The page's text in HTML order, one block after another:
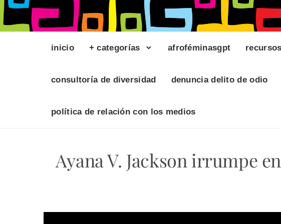
inicio + categorías afroféminasgpt
consultoría de diversidad denuncia delito de odio
política de relación con los medios
Ayana V. Jackson irrumpe